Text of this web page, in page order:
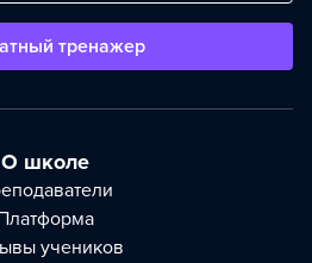
тренажер
О школе
учеников